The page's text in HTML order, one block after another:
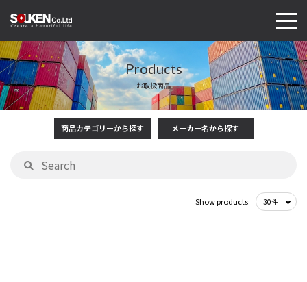
Products
お取扱商品
商品カテゴリーから探す メーカー名から探す
Show products: